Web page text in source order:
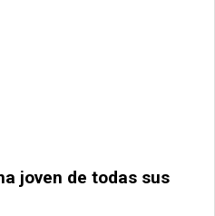
joven de todas sus